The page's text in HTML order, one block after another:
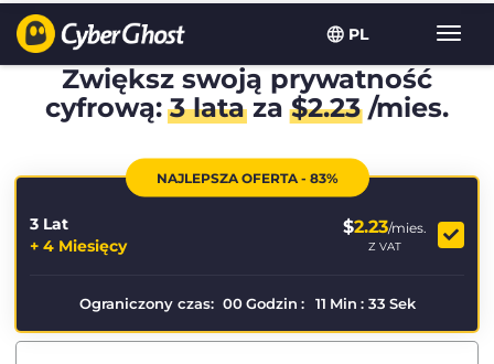
PL
Zwiększ swoją prywatność
cyfrową:3 lataza$2.23/mies.
NAJLEPSZA OFERTA - 83%
3 Lat
+ 4 Miesięcy
$2.23/mies.
Z VAT
Ograniczony czas: 00 Godzin : 11 Min : 33 Sek